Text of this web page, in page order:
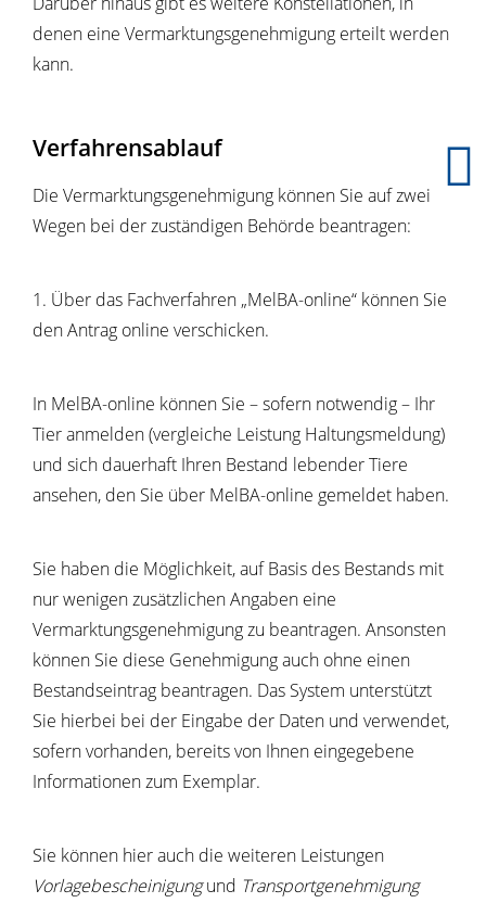
denen eine Vermarktungsgenehmigung erteilt werden
kann.
Verfahrensablauf
Die Vermarktungsgenehmigung können Sie auf zwei
Wegen bei der zuständigen Behörde beantragen:
1. Über das Fachverfahren „MelBA-online“ können Sie
den Antrag online verschicken.
In MelBA-online können Sie – sofern notwendig – Ihr
Tier anmelden (vergleiche Leistung Haltungsmeldung)
und sich dauerhaft Ihren Bestand lebender Tiere
ansehen, den Sie über MelBA-online gemeldet haben.
Sie haben die Möglichkeit, auf Basis des Bestands mit
nur wenigen zusätzlichen Angaben eine
Vermarktungsgenehmigung zu beantragen. Ansonsten
können Sie diese Genehmigung auch ohne einen
Bestandseintrag beantragen. Das System unterstützt
Sie hierbei bei der Eingabe der Daten und verwendet,
sofern vorhanden, bereits von Ihnen eingegebene
Informationen zum Exemplar.
Sie können hier auch die weiteren Leistungen
Vorlagebescheinigungund Transportgenehmigung